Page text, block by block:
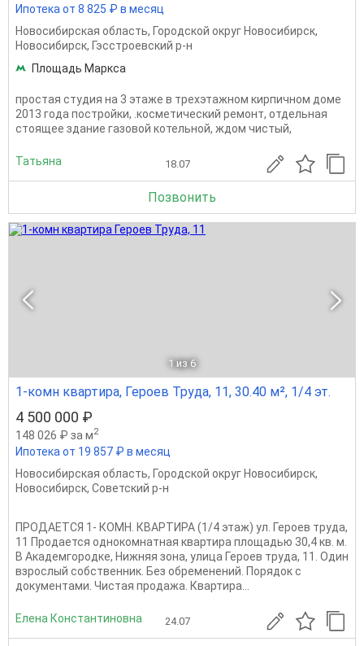
Ипотека от 8 825 ₽ в месяц
Новосибирская область, Городской округ Новосибирск,
Новосибирск, Гэсстроевский р-н
Площадь Маркса
простая студия на 3 этаже в трехэтажном кирпичном доме
2013 года постройки, .косметический ремонт, отдельная
стоящее здание газовой котельной, ждом чистый,
Татьяна 18.07
Позвонить
1 из 6
1-комн квартира, Героев Труда, 11, 30.40 м², 1/4 эт.
4 500 000 ₽
148 026 ₽ за м2
Ипотека от 19 857 ₽ в месяц
Новосибирская область, Городской округ Новосибирск,
Новосибирск, Советский р-н
ПРОДАЕТСЯ 1- КОМН. КВАРТИРА (1/4 этаж) ул. Героев труда,
11 Продается однокомнатная квартира площадью 30,4 кв. м.
В Академгородке, Нижняя зона, улица Героев труда, 11. Один
взрослый собственник. Без обременений. Порядок с
документами. Чистая продажа. Квартира...
Елена Константиновна 24.07